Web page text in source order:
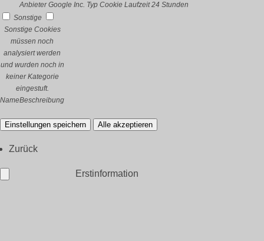
Anbieter Google Inc. Typ Cookie Laufzeit 24 Stunden
Sonstige
Sonstige Cookies
müssen noch
analysiert werden
und wurden noch in
keiner Kategorie
eingestuft.
NameBeschreibung
Einstellungen speichern Alle akzeptieren
Zurück
Erstinformation